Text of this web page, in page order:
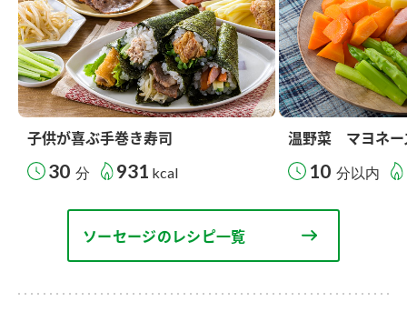
子供が喜ぶ手巻き寿司
30 分 931 kcal
温野菜 マヨネー
10 分以内
ソーセージのレシピ一覧